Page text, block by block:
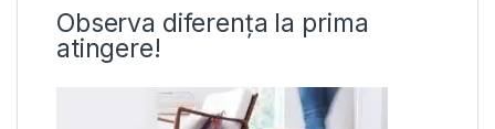
Observa diferența la prima
atingere!